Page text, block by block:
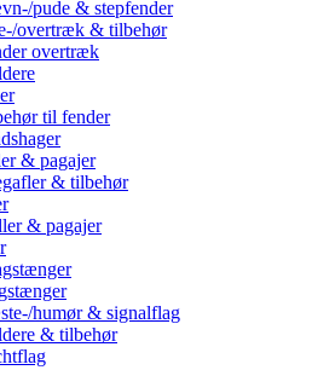
pude & stepfender
overtræk & tilbehør
overtræk
til fender
& pagajer
& tilbehør
& pagajer
humør & signalflag
& tilbehør